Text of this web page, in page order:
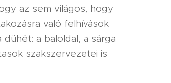
az sem világos, hogy
való felhívások
a baloldal, a sárga
szakszervezetei is